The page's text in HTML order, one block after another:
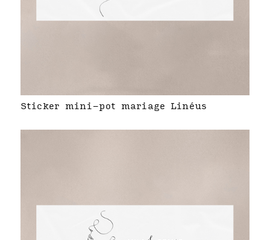
Sticker mini-pot mariage Linéus